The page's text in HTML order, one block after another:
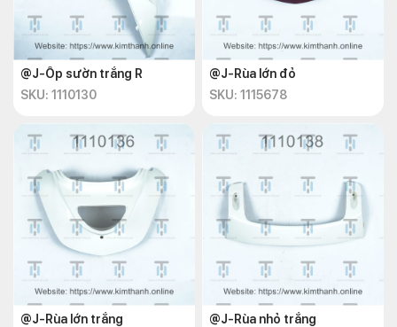
@J-Ốp sườn trắng R
SKU: 1110130
@J-Rùa lớn đỏ
SKU: 1115678
@J-Rùa lớn trắng
@J-Rùa nhỏ trắng